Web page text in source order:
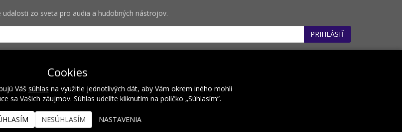
zo sveta pro audia a hudobných nástrojov.
PRIHLÁSIŤ
Inštalácie Referencie Kalendár podujatí Kontakt
Cookies
Váš súhlas na využitie jednotlivých dát, aby Vám okrem iného mohli
sa Vašich záujmov. Súhlas udelíte kliknutím na políčko „Súhlasím“.
NESÚHLASÍM NASTAVENIA